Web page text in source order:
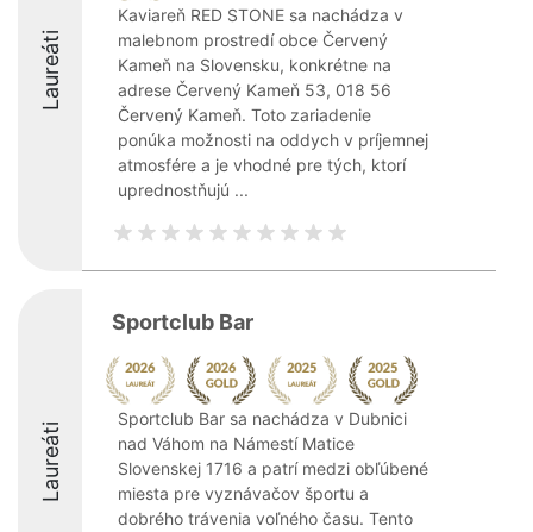
Laureáti
Kaviareň RED STONE sa nachádza v
malebnom prostredí obce Červený
Kameň na Slovensku, konkrétne na
adrese Červený Kameň 53, 018 56
Červený Kameň. Toto zariadenie
ponúka možnosti na oddych v príjemnej
atmosfére a je vhodné pre tých, ktorí
uprednostňujú ...
Laureáti
Sportclub Bar
Sportclub Bar sa nachádza v Dubnici
nad Váhom na Námestí Matice
Slovenskej 1716 a patrí medzi obľúbené
miesta pre vyznávačov športu a
dobrého trávenia voľného času. Tento